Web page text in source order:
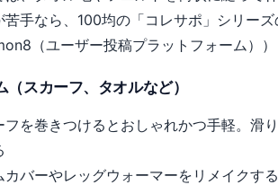
苦手なら、100均の「コレサポ」シリー
（ユーザー投稿プラットフォーム））
（スカーフ、タオルなど）
フを巻きつけるとおしゃれかつ手軽。滑
カバーやレッグウォーマーをリメイクす